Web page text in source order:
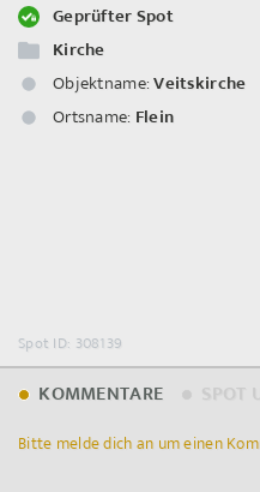
Geprüfter Spot
Kirche
Objektname:Veitskirche
Ortsname: Flein
Spot ID: 308139
KOMMENTARE
Bitte melde dich an um einen